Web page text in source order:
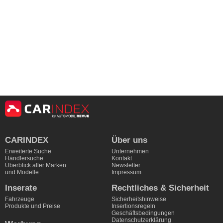
CARINDEX
Erweiterte Suche
Händlersuche
Überblick aller Marken
und Modelle
Über uns
Unternehmen
Kontakt
Newsletter
Impressum
Inserate
Fahrzeuge
Produkte und Preise
Rechtliches & Sicherheit
Sicherheitshinweise
Insertionsregeln
Geschäftsbedingungen
Datenschutzerklärung